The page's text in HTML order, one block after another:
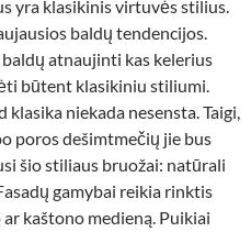
yra klasikinis virtuvės stilius.
baldų tendencijos.
atnaujinti kas kelerius
būtent klasikiniu stiliumi.
niekada nesensta. Taigi,
poros dešimtmečių jie bus
šio stiliaus bruožai: natūrali
gamybai reikia rinktis
kaštono medieną. Puikiai